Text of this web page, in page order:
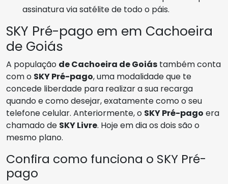
assinatura via satélite de todo o páis.
SKY Pré-pago em em Cachoeira
de Goiás
A população de Cachoeira de Goiás também conta
com o SKY Pré-pago, uma modalidade que te
concede liberdade para realizar a sua recarga
quando e como desejar, exatamente como o seu
telefone celular. Anteriormente, o SKY Pré-pago era
chamado de SKY Livre. Hoje em dia os dois são o
mesmo plano.
Confira como funciona o SKY Pré-
pago